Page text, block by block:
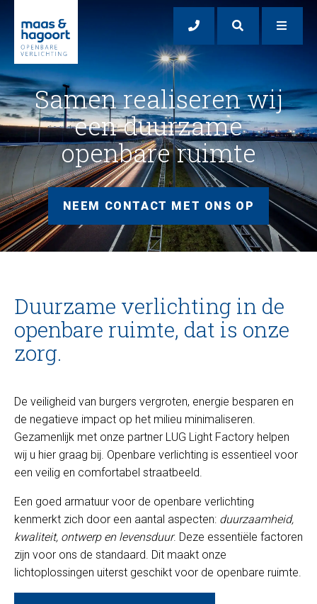
Samen realiseren wij
een duurzame
openbare ruimte
NEEM CONTACT MET ONS OP
Duurzame verlichting in de
openbare ruimte, dat is onze
zorg.
De veiligheid van burgers vergroten, energie besparen en
de negatieve impact op het milieu minimaliseren.
Gezamenlijk met onze partner LUG Light Factory helpen
wij u hier graag bij. Openbare verlichting is essentieel voor
een veilig en comfortabel straatbeeld.
Een goed armatuur voor de openbare verlichting
kenmerkt zich door een aantal aspecten: duurzaamheid,
kwaliteit, ontwerp en levensduur. Deze essentiële factoren
zijn voor ons de standaard. Dit maakt onze
lichtoplossingen uiterst geschikt voor de openbare ruimte.